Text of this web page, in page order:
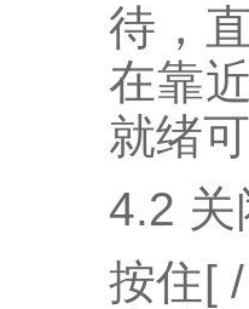
待，
在靠
就绪
4.2 关
按住[